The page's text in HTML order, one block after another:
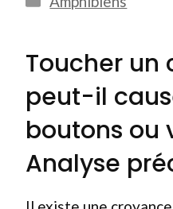
Toucher un
peut-il
boutons ou
Analyse